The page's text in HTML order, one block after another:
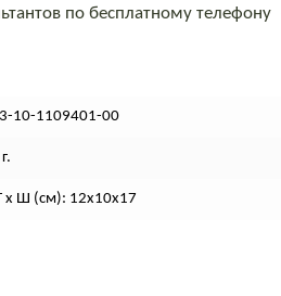
по бесплатному телефону
10-1109401-00
х Ш (см): 12х10х17